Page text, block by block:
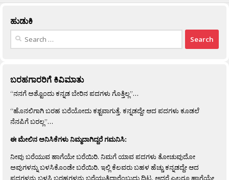
ಹುಡುಕಿ
Search
ಬರಹಗಾರರಿಗೆ ಕಿವಿಮಾತು
“ನನಗೆ ಅಶ್ಟೊಂದು ಕನ್ನಡ ಬೇರಿನ ಪದಗಳು ಗೊತ್ತಿಲ್ಲ”…
“ಹೊನಲಿಗಾಗಿ ಬರಹ ಬರೆಯೋದು ಕಶ್ಟವಾಗುತ್ತೆ. ಕನ್ನಡದ್ದೇ ಆದ ಪದಗಳು ಕೂಡಲೆ
ನೆನಪಿಗೆ ಬರಲ್ಲ”…
ಈ ಮೇಲಿನ ಅನಿಸಿಕೆಗಳು ನಿಮ್ಮದಾಗಿದ್ದರೆ ಗಮನಿಸಿ:
ನೀವು ಬರೆಯುವ ಹಾಗೆಯೇ ಬರೆಯಿರಿ. ನಿಮಗೆ ಯಾವ ಪದಗಳು ತೋಚುವುದೋ
ಅವುಗಳನ್ನು ಬಳಸಿಕೊಂಡೇ ಬರೆಯಿರಿ. ಇಲ್ಲಿ ಕೆಲವರು ಬಹಳ ಹೆಚ್ಚು ಕನ್ನಡದ್ದೇ ಆದ
ಪದಗಳನ್ನು ಬಳಸಿ ಬರಹಗಳನ್ನು ಬರೆಯುತ್ತಿದ್ದಾರೆಂಬುದು ದಿಟ. ಆದರೆ ಎಲ್ಲರೂ ಹಾಗೆಯೇ